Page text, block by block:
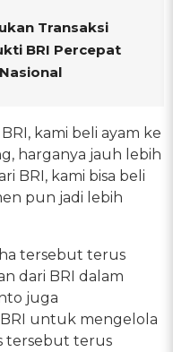
Transaksi
BRI Percepat
kami beli ayam ke
harganya jauh lebih
BRI, kami bisa beli
pun jadi lebih
tersebut terus
dari BRI dalam
juga
untuk mengelola
tersebut terus